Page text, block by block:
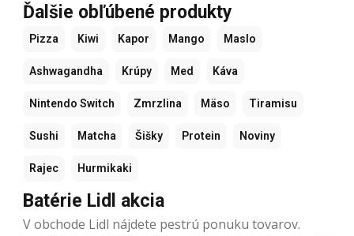
Ďalšie obľúbené produkty
Pizza Kiwi Kapor Mango Maslo
Ashwagandha Krúpy Med Káva
Nintendo Switch Zmrzlina Mäso Tiramisu
Sushi Matcha Šišky Protein Noviny
Rajec Hurmikaki
Batérie Lidl akcia
V obchode Lidl nájdete pestrú ponuku tovarov.